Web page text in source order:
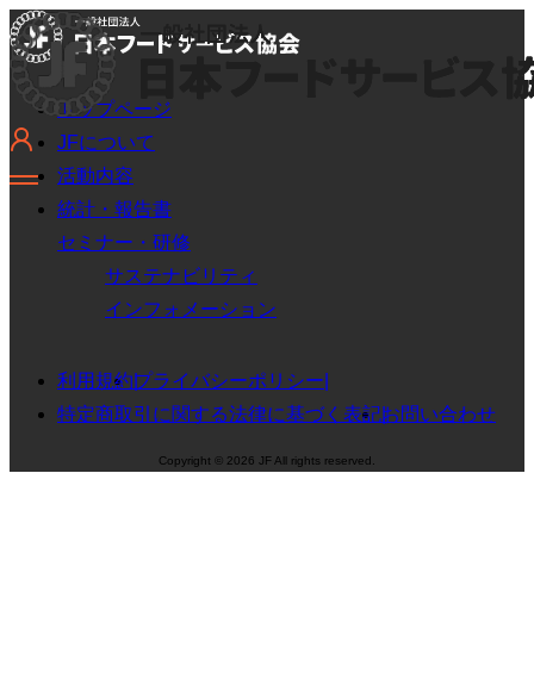
トップページ
JFについて
活動内容
統計・報告書
セミナー・研修
サステナビリティ
インフォメーション
利用規約プライバシーポリシー
特定商取引に関する法律に基づく表記お問い合わせ
Copyright © 2026 JF All rights reserved.